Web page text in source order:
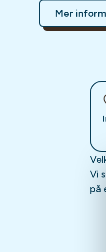
Mer
Vi
på